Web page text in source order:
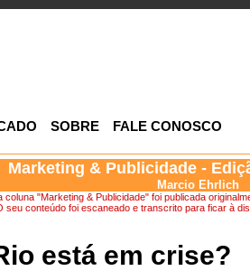
SOBRE FALE CONOSCO
Marketing & Publicidade -
Marcio Ehrlich
coluna "Marketing & Publicidade" foi publicada
seu conteúdo foi escaneado e transcrito para ficar à
está em crise?